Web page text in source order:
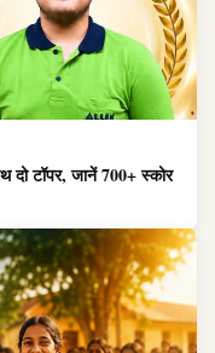
टॉपर, जानें 700+ स्कोर